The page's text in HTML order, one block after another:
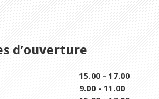
d’ouverture
15.00 - 17.00
9.00 - 11.00